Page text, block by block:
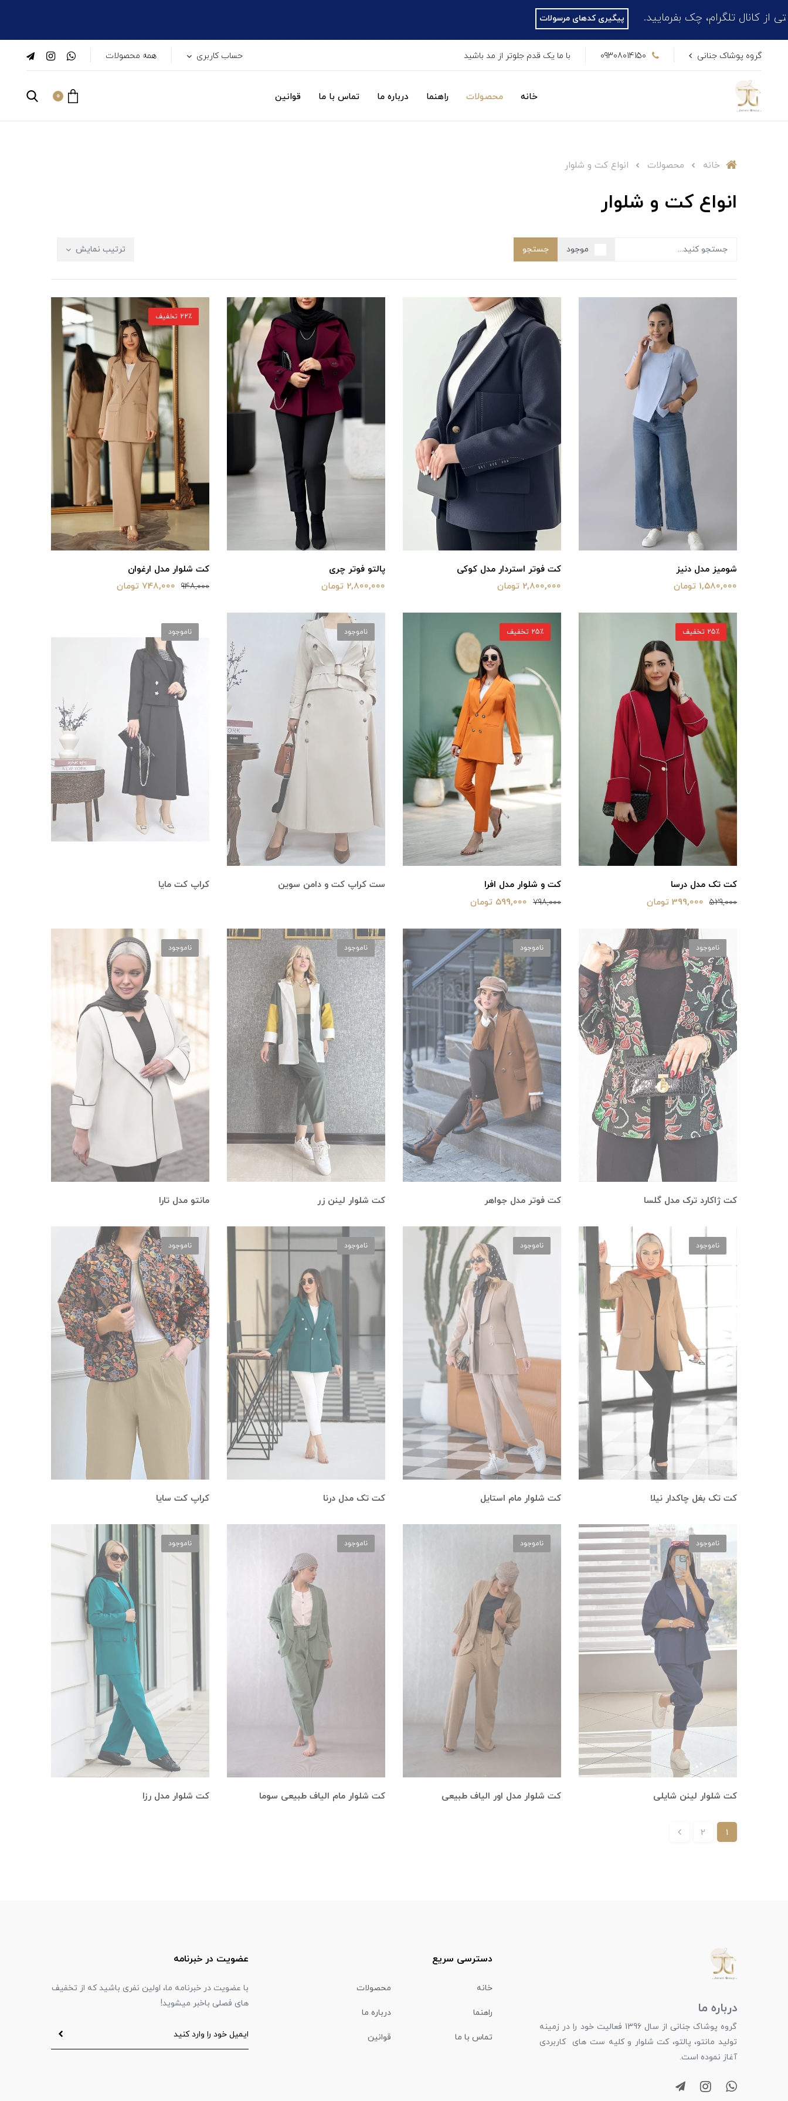
پیگیری کدهای مرسولات
گروه پوشاک جنانی 09308014150 با ما یک قدم جلوتر از مد باشید حساب کاربری همه محصولات
خانه محصولات راهنما درباره ما تماس با ما قوانین 0
خانه محصولات انواع کت و شلوار
انواع کت و شلوار
موجود جستجو ترتیب نمایش
شومیز مدل دنیز
1,580,000 تومان
کت فوتر استردار مدل کوکی
2,800,000 تومان
پالتو فوتر چری
2,800,000 تومان
کت شلوار مدل ارغوان
948,000 748,000 تومان
22٪ تخفیف
کت تک مدل درسا
529,000 399,000 تومان
25٪ تخفیف
کت و شلوار مدل افرا
798,000 599,000 تومان
25٪ تخفیف
ست کراپ کت و دامن سوین
ناموجود
کراپ کت مایا
ناموجود
کت ژاکارد ترک مدل گلسا
ناموجود
کت فوتر مدل جواهر
ناموجود
کت شلوار لینن زر
ناموجود
مانتو مدل تارا
ناموجود
کت تک بغل چاکدار نیلا
ناموجود
کت شلوار مام استایل
ناموجود
کت تک مدل درنا
ناموجود
کراپ کت سایا
ناموجود
کت شلوار لینن شایلی
ناموجود
کت شلوار مدل اور الیاف طبیعی
ناموجود
کت شلوار مام الیاف طبیعی سوما
ناموجود
کت شلوار مدل رزا
ناموجود
1
2
درباره ما
گروه پوشاک جنانی از سال 1396 فعالیت خود را در زمینه
تولید مانتو، پالتو، کت شلوار و کلیه ست های کاربردی
آغاز نموده است.
دسترسی سریع
خانه محصولات
راهنما درباره ما
تماس با ما قوانین
عضویت در خبرنامه
با عضویت در خبرنامه ما، اولین نفری باشید که از تخفیف
های فصلی باخبر میشوید!